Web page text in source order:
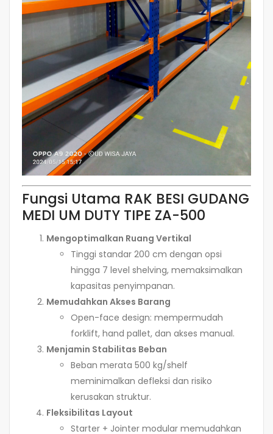
Fungsi Utama RAK BESI GUDANG
MEDI UM DUTY TIPE ZA-500
Mengoptimalkan Ruang Vertikal
Tinggi standar 200 cm dengan opsi
hingga 7 level shelving, memaksimalkan
kapasitas penyimpanan.
Memudahkan Akses Barang
Open-face design: mempermudah
forklift, hand pallet, dan akses manual.
Menjamin Stabilitas Beban
Beban merata 500 kg/shelf
meminimalkan defleksi dan risiko
kerusakan struktur.
Fleksibilitas Layout
Starter + Jointer modular memudahkan